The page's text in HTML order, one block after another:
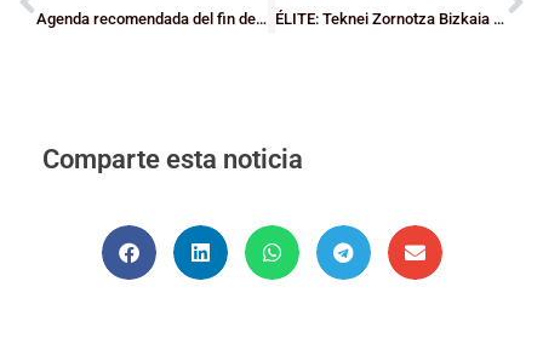
Agenda recomendada del fin de semana ÉLITE: Teknei Zornotza Bizkaia toma algo de aire en Larrea
Comparte esta noticia